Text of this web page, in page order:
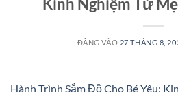
ĐĂNG VÀO 27 THÁNG 8,
Hành Trình Sắm Đồ Cho Bé Yêu: